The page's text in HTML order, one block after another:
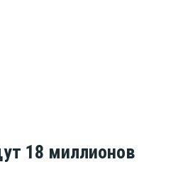
18 миллионов